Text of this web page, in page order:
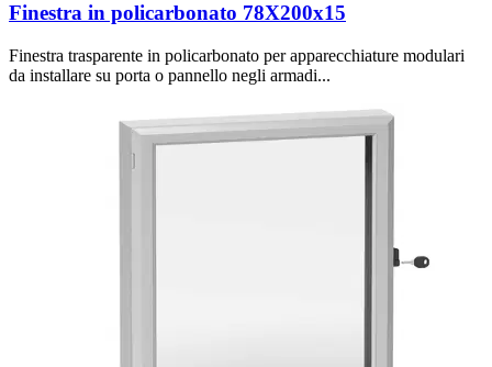
Finestra in policarbonato 78X200x15
Finestra trasparente in policarbonato per apparecchiature modulari
da installare su porta o pannello negli armadi...